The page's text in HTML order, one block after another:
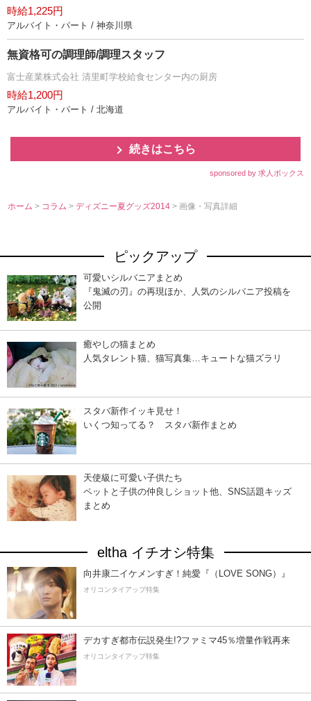
時給1,225円
アルバイト・パート / 神奈川県
無資格可の調理師/調理スタッフ
富士産業株式会社 清里町学校給食センター内の厨房
時給1,200円
アルバイト・パート / 北海道
続きはこちら
sponsored by 求人ボックス
ホーム > コラム>ディズニー夏グッズ2014> 画像・写真詳細
ピックアップ
可愛いシルバニアまとめ
『鬼滅の刃』の再現ほか、人気のシルバニア投稿を
公開
癒やしの猫まとめ
人気タレント猫、猫写真集…キュートな猫ズラリ
スタバ新作イッキ見せ！
いくつ知ってる？ スタバ新作まとめ
天使級に可愛い子供たち
ペットと子供の仲良しショット他、SNS話題キッズ
まとめ
eltha イチオシ特集
向井康二イケメンすぎ！純愛『（LOVE SONG）』
オリコンタイアップ特集
デカすぎ都市伝説発生!?ファミマ45％増量作戦再来
オリコンタイアップ特集